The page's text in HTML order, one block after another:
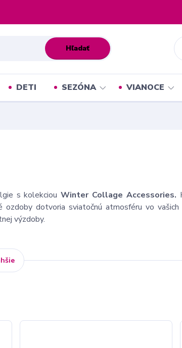
Hľadať
DETI SEZÓNA VIANOCE
s kolekciouWinter Collage Accessories.
dotvoria sviatočnú atmosféru vo
výzdoby.